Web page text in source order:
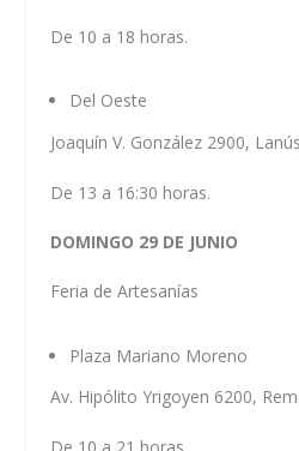
De 10 a 18 horas.
Del Oeste
Joaquín V. González 2900,
De 13 a 16:30 horas.
DOMINGO 29 DE JUNIO
Feria de Artesanías
Plaza Mariano Moreno
Av. Hipólito Yrigoyen 6200,